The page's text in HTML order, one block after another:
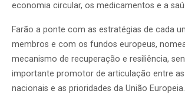
economia circular, os medicamentos e a
Farão a ponte com as estratégias de cada
membros e com os fundos europeus,
mecanismo de recuperação e resiliência,
importante promotor de articulação entre
nacionais e as prioridades da União Europeia.